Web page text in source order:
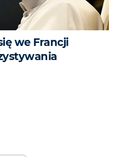
we Francji